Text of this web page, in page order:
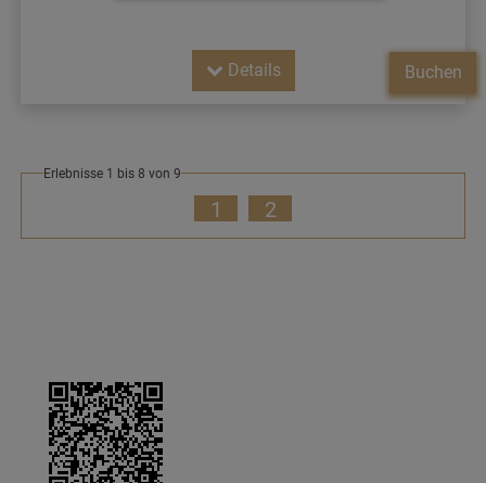
Buchen
Details
Erlebnisse 1 bis 8 von 9
1 2